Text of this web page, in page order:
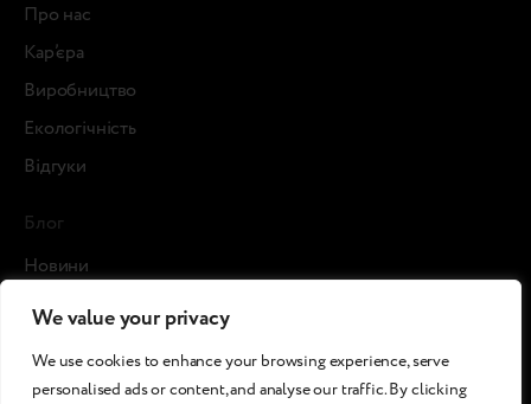
We value your privacy
We use cookies to enhance your browsing experience, serve
personalised ads or content, and analyse our traffic. By clicking
Про нас
Кар’єра
Виробництво
Екологічність
Відгуки
Блог
Новини
Кейси
ЗМІ про нас